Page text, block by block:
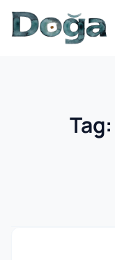
Skip to content
Tag: